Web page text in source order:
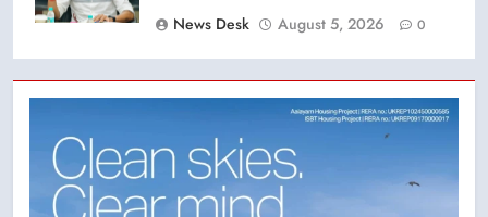
News Desk
August 5, 2026 0